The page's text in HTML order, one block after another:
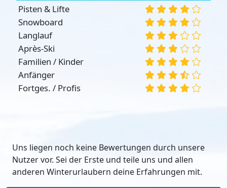
Pisten & Lifte
Snowboard
Langlauf
Après-Ski
Familien / Kinder
Anfänger
Fortges. / Profis
Uns liegen noch keine Bewertungen durch unsere
Nutzer vor. Sei der Erste und teile uns und allen
anderen Winterurlaubern deine Erfahrungen mit.